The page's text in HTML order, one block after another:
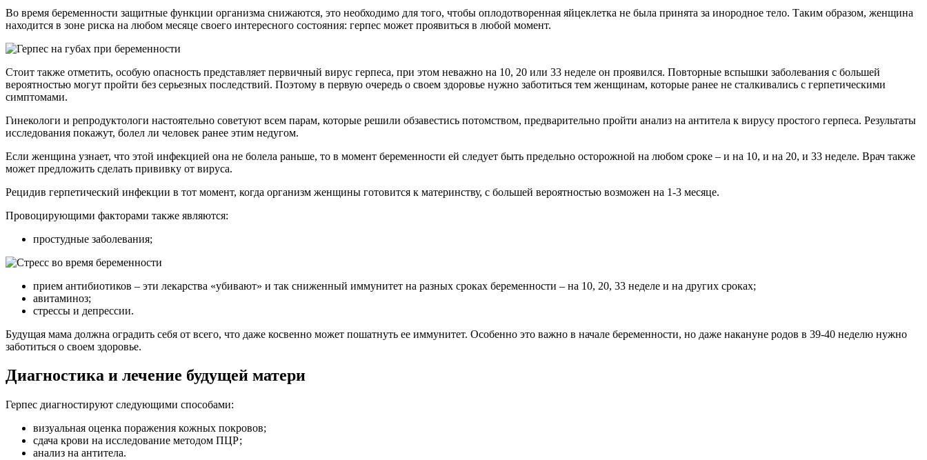
Во время беременности защитные функции организма снижаются, это необходимо для того, чтобы оплодотворенная яйцеклетка не была принята за инородное тело. Таким образом, женщина
находится в зоне риска на любом месяце своего интересного состояния: герпес может проявиться в любой момент.
Стоит также отметить, особую опасность представляет первичный вирус герпеса, при этом неважно на 10, 20 или 33 неделе он проявился. Повторные вспышки заболевания с большей
вероятностью могут пройти без серьезных последствий. Поэтому в первую очередь о своем здоровье нужно заботиться тем женщинам, которые ранее не сталкивались с герпетическими
симптомами.
Гинекологи и репродуктологи настоятельно советуют всем парам, которые решили обзавестись потомством, предварительно пройти анализ на антитела к вирусу простого герпеса. Результаты
исследования покажут, болел ли человек ранее этим недугом.
Если женщина узнает, что этой инфекцией она не болела раньше, то в момент беременности ей следует быть предельно осторожной на любом сроке – и на 10, и на 20, и 33 неделе. Врач также
может предложить сделать прививку от вируса.
Рецидив герпетический инфекции в тот момент, когда организм женщины готовится к материнству, с большей вероятностью возможен на 1-3 месяце.
Провоцирующими факторами также являются:
простудные заболевания;
прием антибиотиков – эти лекарства «убивают» и так сниженный иммунитет на разных сроках беременности – на 10, 20, 33 неделе и на других сроках;
авитаминоз;
стрессы и депрессии.
Будущая мама должна оградить себя от всего, что даже косвенно может пошатнуть ее иммунитет. Особенно это важно в начале беременности, но даже накануне родов в 39-40 неделю нужно
заботиться о своем здоровье.
Диагностика и лечение будущей матери
Герпес диагностируют следующими способами:
визуальная оценка поражения кожных покровов;
сдача крови на исследование методом ПЦР;
анализ на антитела.